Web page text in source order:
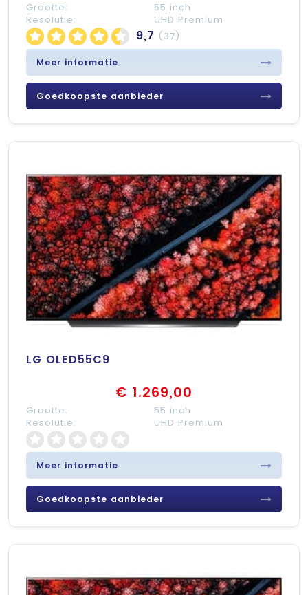
Grootte:
55 inch
Resolutie:
UHD Premium
9,7 (37)
Meer informatie
Goedkoopste aanbieder
LG OLED55C9
€ 1.269,00
Grootte:
55 inch
Resolutie:
UHD Premium
Meer informatie
Goedkoopste aanbieder